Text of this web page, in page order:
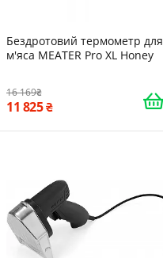
Бездротовий термометр для
м'яса MEATER Pro XL Honey
16 169
11 825